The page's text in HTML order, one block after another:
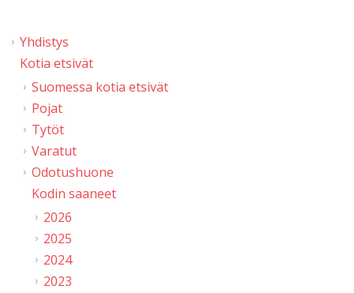
Yhdistys
Kotia etsivät
Suomessa kotia etsivät
Pojat
Tytöt
Varatut
Odotushuone
Kodin saaneet
2026
2025
2024
2023